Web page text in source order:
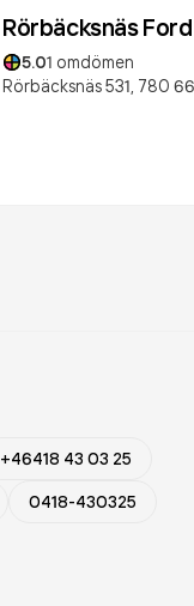
Rörbäcksnäs
5.01 omdömen
Rörbäcksnäs 531, 780 66
+46418 43 03 25
0418-430325